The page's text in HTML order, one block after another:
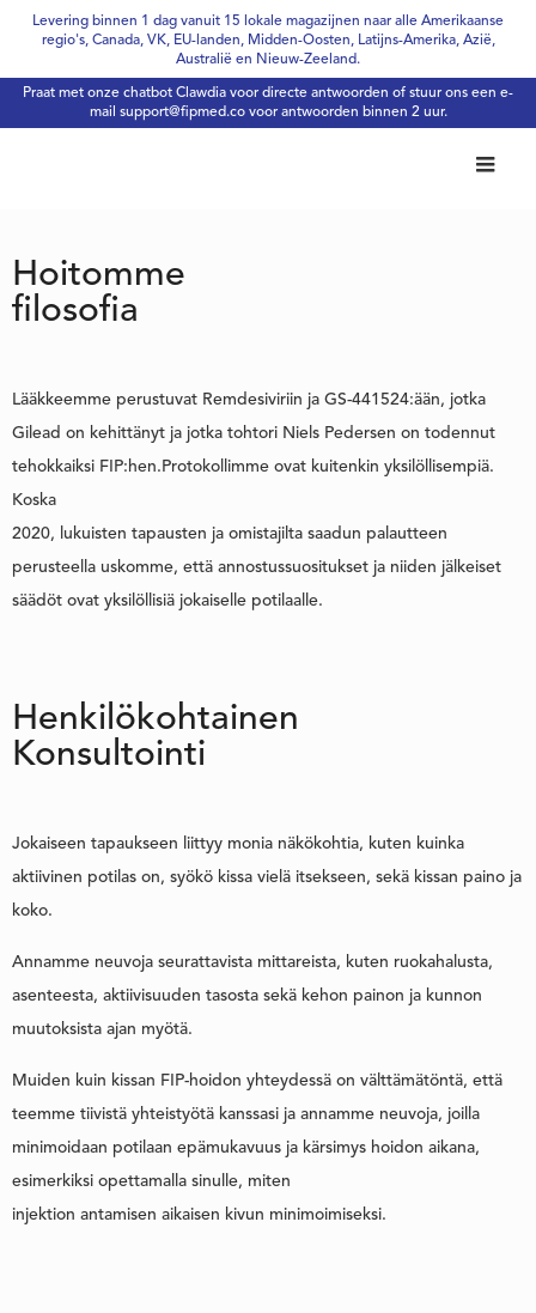
Levering binnen 1 dag vanuit 15 lokale magazijnen naar alle Amerikaanse
regio's, Canada, VK, EU-landen, Midden-Oosten, Latijns-Amerika, Azië,
Australië en Nieuw-Zeeland.
Praat met onze chatbot Clawdia voor directe antwoorden of stuur ons een e-
mail support@fipmed.covoor antwoorden binnen 2 uur.
Hoitomme
filosofia
Lääkkeemme perustuvat Remdesiviriin ja GS-441524:ään, jotka
Gilead on kehittänyt ja jotka tohtori Niels Pedersen on todennut
tehokkaiksi FIP:hen.Protokollimme ovat kuitenkin yksilöllisempiä.
Koska
2020, lukuisten tapausten ja omistajilta saadun palautteen
perusteella uskomme, että annostussuositukset ja niiden jälkeiset
säädöt ovat yksilöllisiä jokaiselle potilaalle.
Henkilökohtainen
Konsultointi
Jokaiseen tapaukseen liittyy monia näkökohtia, kuten kuinka
aktiivinen potilas on, syökö kissa vielä itsekseen, sekä kissan paino ja
koko.
Annamme neuvoja seurattavista mittareista, kuten ruokahalusta,
asenteesta, aktiivisuuden tasosta sekä kehon painon ja kunnon
muutoksista ajan myötä.
Muiden kuin kissan FIP-hoidon yhteydessä on välttämätöntä, että
teemme tiivistä yhteistyötä kanssasi ja annamme neuvoja, joilla
minimoidaan potilaan epämukavuus ja kärsimys hoidon aikana,
esimerkiksi opettamalla sinulle, miten
injektion antamisen aikaisen kivun minimoimiseksi.